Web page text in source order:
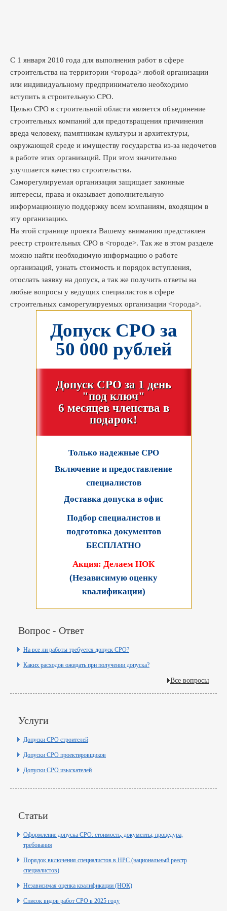
С 1 января 2010 года для выполнения работ в сфере
строительства на территории <города> любой организации
или индивидуальному предпринимателю необходимо
вступить в строительную СРО.
Целью СРО в строительной области является объединение
строительных компаний для предотвращения причинения
вреда человеку, памятникам культуры и архитектуры,
окружающей среде и имуществу государства из-за недочетов
в работе этих организаций. При этом значительно
улучшается качество строительства.
Саморегулируемая организация защищает законные
интересы, права и оказывает дополнительную
информационную поддержку всем компаниям, входящим в
эту организацию.
На этой странице проекта Вашему вниманию представлен
реестр строительных СРО в <городе>. Так же в этом разделе
можно найти необходимую информацию о работе
организаций, узнать стоимость и порядок вступления,
отослать заявку на допуск, а так же получить ответы на
любые вопросы у ведущих специалистов в сфере
строительных саморегулируемых организации <города>.
Допуск СРО за
50 000 рублей
Допуск СРО за 1 день
"под ключ"
6 месяцев членства в
подарок!
Только надежные СРО
Включение и предоставление
специалистов
Доставка допуска в офис
Подбор специалистов и
подготовка документов
БЕСПЛАТНО
Акция: Делаем НОК
(Независимую оценку
квалификации)
Вопрос - Ответ
На все ли работы требуется допуск СРО?
Каких расходов ожидать при получении допуска?
Все вопросы
Услуги
Допуски СРО строителей
Допуски СРО проектировщиков
Допуски СРО изыскателей
Статьи
Оформление допуска СРО: стоимость, документы, процедура,
требования
Порядок включения специалистов в НРС (национальный реестр
специалистов)
Независимая оценка квалификации (НОК)
Список видов работ СРО в 2025 году